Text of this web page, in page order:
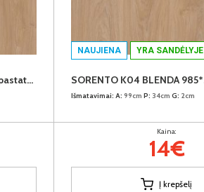
SORENTO K04 BLENDA 870*585 pastatomų spintelių užbaigimo detalė (Puccini)
NAUJIENA YRA SANDĖLYJE
Išmatavimai: A: 99cm P: 34cm G: 2cm
Kaina:
14€
Į krepšelį